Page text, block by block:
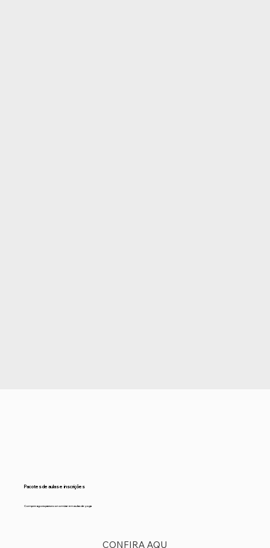
Pacotes de aulas e inscrições
Compre agora para economizar em aulas de yoga
CONFIRA AQU